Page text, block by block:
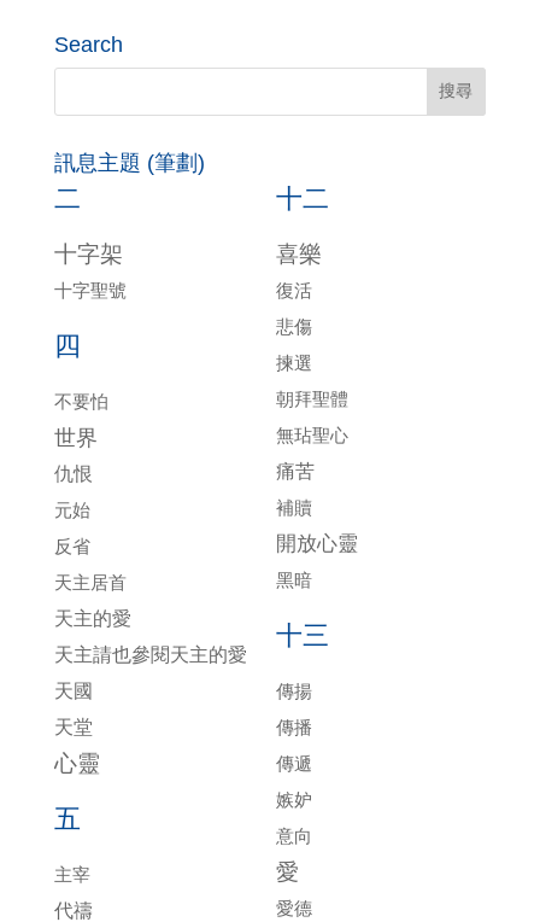
Search
訊息主題 (筆劃)
二
十字架
十字聖號
四
不要怕
世界
仇恨
元始
反省
天主居首
天主的愛
天主請也參閱天主的愛
天國
天堂
心靈
五
主宰
代禱
十二
喜樂
復活
悲傷
揀選
朝拜聖體
無玷聖心
痛苦
補贖
開放心靈
黑暗
十三
傳揚
傳播
傳遞
嫉妒
意向
愛
愛德